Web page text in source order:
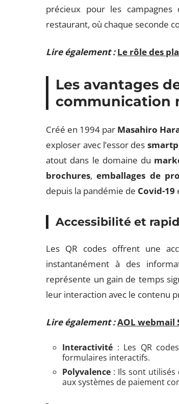
précieux pour les
restaurant, où chaque seconde
Lire également : Le rôle des
Les avantages
communication
Créé en 1994 par Masahiro
exploser avec l’essor des
atout dans le domaine du
brochures,emballages de
depuis la pandémie de Covid-19
Accessibilité et
Les QR codes offrent une
instantanément à des
représente un gain de temps
leur interaction avec le contenu
Lire également :AOL webmail
Interactivité : Les QR
formulaires interactifs.
Polyvalence : Ils sont utilisés
aux systèmes de paiement